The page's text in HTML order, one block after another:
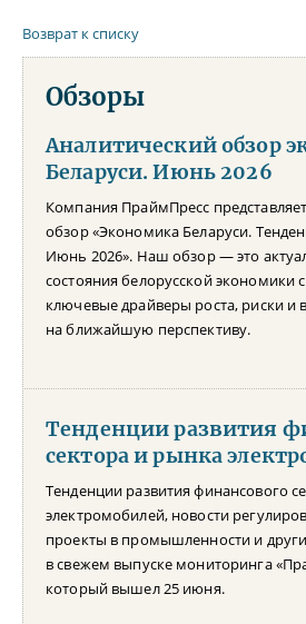
Возврат к списку
Обзоры
Аналитический обзор
Беларуси. Июнь 2026
Компания ПраймПресс
обзор «Экономика Беларуси.
Июнь 2026». Наш обзор — это
состояния белорусской экономики
ключевые драйверы роста, риски и
на ближайшую перспективу.
Тенденции развития
сектора и рынка
Тенденции развития финансового
электромобилей, новости
проекты в промышленности и
в свежем выпуске мониторинга
который вышел 25 июня.